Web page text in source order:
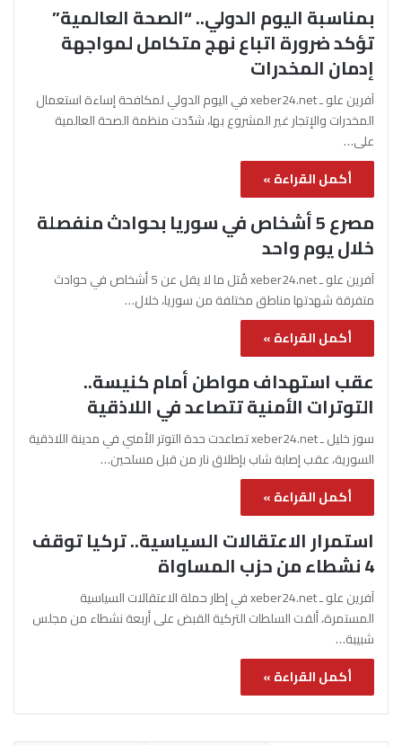
بمناسبة اليوم الدولي.. “الصحة العالمية”
تؤكد ضرورة اتباع نهج متكامل لمواجهة
إدمان المخدرات
آفرين علو ـ xeber24.net في اليوم الدولي لمكافحة إساءة استعمال
المخدرات والإتجار غير المشروع بها، شدّدت منظمة الصحة العالمية
على…
أكمل القراءة »
مصرع 5 أشخاص في سوريا بحوادث منفصلة
خلال يوم واحد
آفرين علو ـ xeber24.net قُتل ما لا يقل عن 5 أشخاص في حوادث
متفرقة شهدتها مناطق مختلفة من سوريا، خلال…
أكمل القراءة »
عقب استهداف مواطن أمام كنيسة..
التوترات الأمنية تتصاعد في اللاذقية
سوز خليل ـ xeber24.net تصاعدت حدة التوتر الأمني في مدينة اللاذقية
السورية، عقب إصابة شاب بإطلاق نار من قبل مسلحين…
أكمل القراءة »
استمرار الاعتقالات السياسية.. تركيا توقف
4 نشطاء من حزب المساواة
آفرين علو ـ xeber24.net في إطار حملة الاعتقالات السياسية
المستمرة، ألقت السلطات التركية القبض على أربعة نشطاء من مجلس
شبيبة…
أكمل القراءة »